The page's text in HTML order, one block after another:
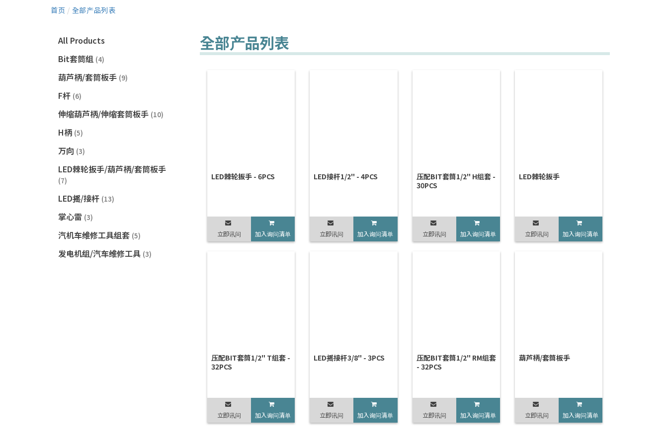
首页 / 全部产品列表
All Products
Bit套筒组 (4)
葫芦柄/套筒板手 (9)
F杆 (6)
伸缩葫芦柄/伸缩套筒板手 (10)
H柄 (5)
万向 (3)
LED棘轮扳手/葫芦柄/套筒板手
(7)
LED摇/接杆 (13)
掌心雷 (3)
汽机车维修工具组套 (5)
发电机组/汽车维修工具 (3)
全部产品列表
LED棘轮扳手 - 6PCS
立即讯问 加入询问清单
LED接杆1/2" - 4PCS
立即讯问 加入询问清单
压配BIT套筒1/2" H组套 -
30PCS
立即讯问 加入询问清单
LED棘轮扳手
立即讯问 加入询问清单
压配BIT套筒1/2" T组套 -
32PCS
立即讯问 加入询问清单
LED摇接杆3/8" - 3PCS
立即讯问 加入询问清单
压配BIT套筒1/2" RM组套
- 32PCS
立即讯问 加入询问清单
葫芦柄/套筒板手
立即讯问 加入询问清单